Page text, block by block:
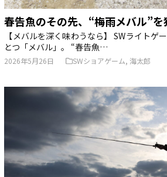
春告魚のその先、“梅雨メバル”を
【メバルを深く味わうなら】 SWライトゲ
とつ「メバル」。 “春告魚…
2026年5月26日 SWショアゲーム,海太郎